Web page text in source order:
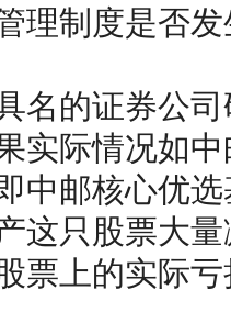
理制度是否
的证券公司
实际情况如
中邮核心优
这只股票大
票上的实际